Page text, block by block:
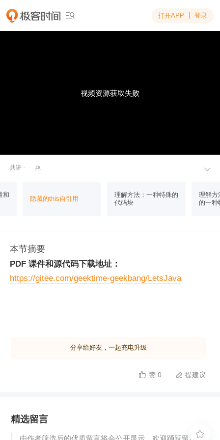
 打开APP 登录
视频资源获取失败

共讲 · 
和
隐藏的this自引用
理解方法：一种特殊的
代码块
理解方
的一
本节摘要
PDF 课件和源代码下载地址：
https://gitee.com/geektime-geekbang/LetsJava
分享给好友，一起充电升级
 赞 0  提建议
精选留言
由作者筛选后的优质留言将会公开显示，欢迎踊跃留言。
